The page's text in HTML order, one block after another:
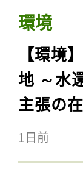
環境
【環境
地 ～水
主張の
1日前